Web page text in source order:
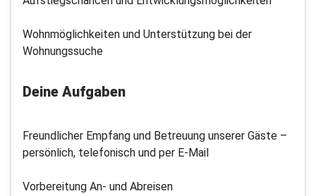
Wohnmöglichkeiten und Unterstützung bei der
Wohnungssuche
Deine Aufgaben
Freundlicher Empfang und Betreuung unserer Gäste –
persönlich, telefonisch und per E-Mail
Vorbereitung An- und Abreisen